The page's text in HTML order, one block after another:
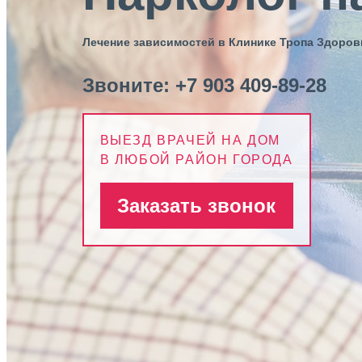
Лечение зависимостей в Клинике Тропа
Звоните: +7 903 409-89-28
ВЫЕЗД ВРАЧЕЙ НА ДОМ
В ЛЮБОЙ РАЙОН ГОРОДА
Заказать звонок